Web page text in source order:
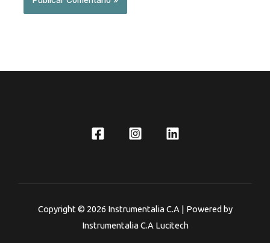
Copyright © 2026 Instrumentalia C.A | Powered by
Instrumentalia C.A Lucitech